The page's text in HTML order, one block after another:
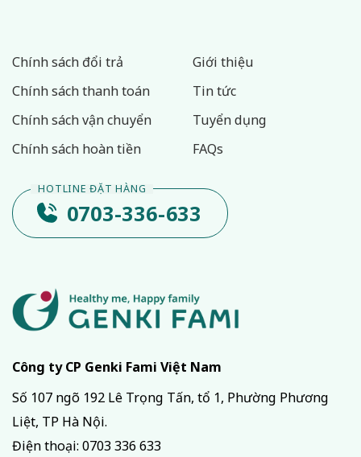
Chính sách đổi trả
Chính sách thanh toán
Chính sách vận chuyển
Chính sách hoàn tiền
Giới thiệu
Tin tức
Tuyển dụng
FAQs
0703-336-633
Công ty CP Genki Fami Việt Nam
Số 107 ngõ 192 Lê Trọng Tấn, tổ 1, Phường Phương
Liệt, TP Hà Nội.
Điện thoại: 0703 336 633